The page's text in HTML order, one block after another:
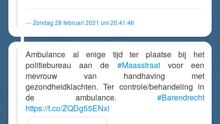
Zondag 28 februari 2021 om 20:41:46
Ambulance al enige tijd ter plaatse bij het
politiebureau aan de #Maasstraatvoor een
mevrouw van handhaving met
gezondheidklachten. Ter controle/behandeling in
de ambulance. #Barendrecht
https://t.co/ZQDg55ENxi